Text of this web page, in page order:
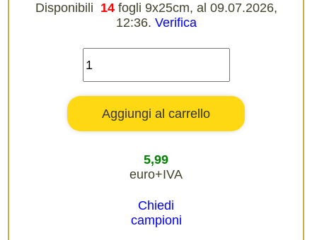
Disponibili 14 fogli 9x25cm, al 09.07.2026,
12:36. Verifica
5,99
euro+IVA
Chiedi
campioni